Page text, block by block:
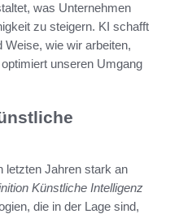
was Unternehmen
zu steigern. KI schafft
Weise, wie wir arbeiten,
unseren Umgang
letzten Jahren stark an
Künstliche Intelligenz
die in der Lage sind,